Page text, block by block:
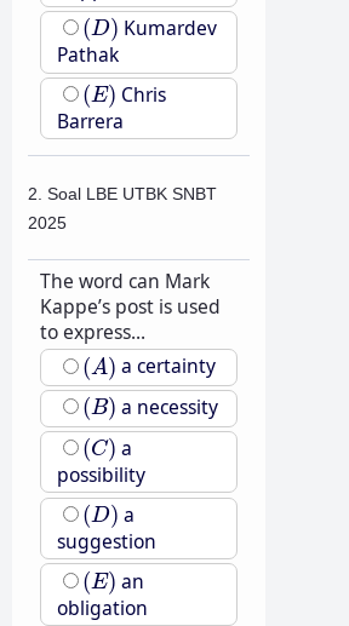
(D)
(D) Kumardev
Pathak
(E)
(E) Chris
Barrera
2. Soal LBE UTBK SNBT
2025
The word can Mark
Kappe’s post is used
to express...
(A)
(A) a certainty
(B)
(B) a necessity
(C)
(C) a
possibility
(D)
(D) a
suggestion
(E)
(E) an
obligation